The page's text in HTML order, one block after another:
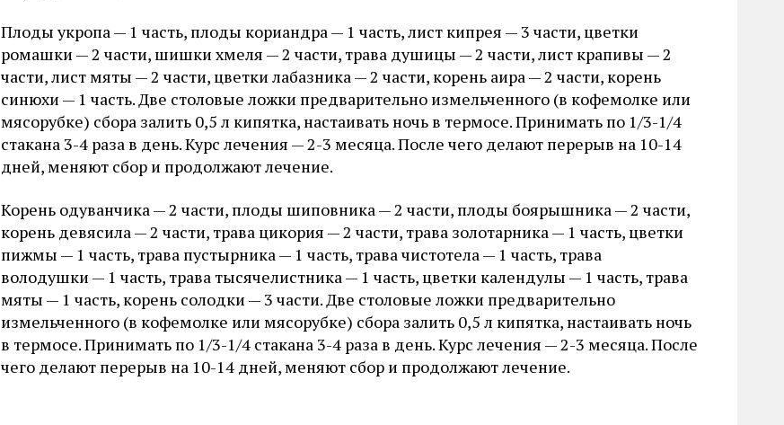
Плоды укропа — 1 часть, плоды кориандра — 1 часть, лист кипрея — 3 части, цветки
ромашки — 2 части, шишки хмеля — 2 части, трава душицы — 2 части, лист крапивы — 2
части, лист мяты — 2 части, цветки лабазника — 2 части, корень аира — 2 части, корень
синюхи — 1 часть. Две столовые ложки предварительно измельченного (в кофемолке или
мясорубке) сбора залить 0,5 л кипятка, настаивать ночь в термосе. Принимать по 1/3-1/4
стакана 3-4 раза в день. Курс лечения — 2-3 месяца. После чего делают перерыв на 10-14
дней, меняют сбор и продолжают лечение.
Корень одуванчика — 2 части, плоды шиповника — 2 части, плоды боярышника — 2 части,
корень девясила — 2 части, трава цикория — 2 части, трава золотарника — 1 часть, цветки
пижмы — 1 часть, трава пустырника — 1 часть, трава чистотела — 1 часть, трава
володушки — 1 часть, трава тысячелистника — 1 часть, цветки календулы — 1 часть, трава
мяты — 1 часть, корень солодки — 3 части. Две столовые ложки предварительно
измельченного (в кофемолке или мясорубке) сбора залить 0,5 л кипятка, настаивать ночь
в термосе. Принимать по 1/3-1/4 стакана 3-4 раза в день. Курс лечения — 2-3 месяца. После
чего делают перерыв на 10-14 дней, меняют сбор и продолжают лечение.